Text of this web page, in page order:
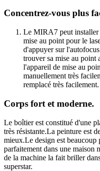
Concentrez-vous plus
Le MIRA7 peut
mise au point pour le
d'appuyer sur
trouver sa mise au point
l'appareil de mise au
manuellement très
remplacé très facilement.
Corps fort et moderne.
Le boîtier est constitué d'une
très résistante.La peinture est
mieux.Le design est
parfaitement dans une
de la machine la fait briller
superstar.